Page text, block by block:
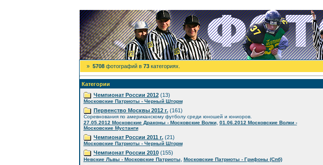
» 5708фотографий в 73категориях.
Категории
Чемпионат России 2012(13)
Московские Патриоты - Черный Шторм
Первенство Москвы 2012 г.(161)
Соревнования по американскому футболу среди юношей и юниоров.
27.05.2012 Московские Драконы - Московские Волки, 01.06.2012 Московские Волки -
Московские Мустанги
Чемпионат России 2011 г.(21)
Московские Патриоты - Черный Шторм
Чемпионат России 2010(155)
Невские Львы - Московские Патриоты Московские Патриоты - Грифоны (Спб)